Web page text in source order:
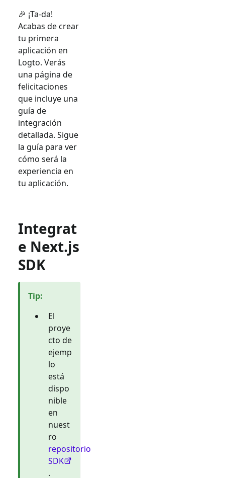
🎉 ¡Ta-da!
Acabas de crear
tu primera
aplicación en
Logto. Verás
una página de
felicitaciones
que incluye una
guía de
integración
detallada. Sigue
la guía para ver
cómo será la
experiencia en
tu aplicación.
Integrat
e Next.js
SDK
Tip:
El
proye
cto de
ejemp
lo
está
dispo
nible
en
nuest
ro
repositorio
SDK
.